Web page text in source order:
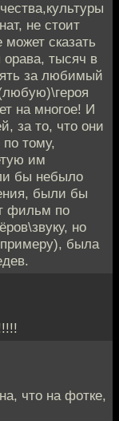
не стоит
сказать
орава, тысяч в
за любимый
на многое! И
за то, что они
тому,
им
бы небыло
были бы
фильм по
но
была
что на фотке,